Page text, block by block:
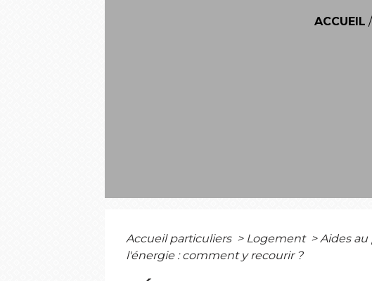
ACCUEIL /
Accueil particuliers > Logement > Aides au
l'énergie : comment y recourir ?